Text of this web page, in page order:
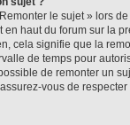
le sujet » lors
en haut du forum sur la
cela signifie que la
de temps pour
de remonter un
vous de